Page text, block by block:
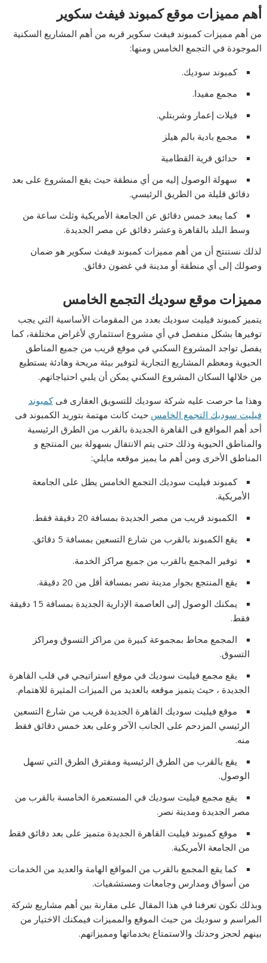
أهم مميزات موقع كمبوند فيفث سكوير
من أهم مميزات كمبوند فيفث سكوير قربه من أهم المشاريع السكنية
الموجودة في التجمع الخامس ومنها:
كمبوند سوديك.
مجمع مفيدا.
فيلات إعمار وشربتلي.
مجمع بادية بالم هيلز
حدائق قرية القطامية
سهولة الوصول إليه من أي منطقة حيث يقع المشروع على بعد
دقائق قليلة من الطريق الرئيسي.
كما يبعد خمس دقائق عن الجامعة الأمريكية وثلث ساعة من
وسط البلد بالقاهرة وعشر دقائق عن مصر الجديدة.
لذلك نستنتج أن من أهم مميزات كمبوند فيفث سكوير هو ضمان
وصولك إلى أي منطقة أو مدينة في غضون دقائق.
مميزات موقع سوديك التجمع الخامس
يتميز كمبوند فيليت سوديك بعدد من المقومات الأساسية التي يجب
توفيرها بشكل منفصل في أي مشروع استثماري لأغراض مختلفة، كما
يفصل تواجد المشروع السكني في موقع قريب من جميع المناطق
الحيوية ومعظم المشاريع التجارية لتوفير بيئة مريحة وهادئة يستطيع
من خلالها السكان المشروع السكني يمكن أن يلبي احتياجاتهم.
وهذا ما حرصت عليه شركة سوديك للتسويق العقارى فىكمبوند
فيليت سوديك التجمع الخامس حيث كانت مهتمة بتوريد الكمبوند فى
أحد أهم المواقع فى القاهرة الجديدة بالقرب من الطرق الرئيسية
والمناطق الحيوية وذلك حتى يتم الانتقال بسهولة بين المنتجع و
المناطق الأخرى ومن أهم ما يميز موقعه مايلي:
كمبوند فيليت سوديك التجمع الخامس يطل على الجامعة
الأمريكية.
الكمبوند قريب من مصر الجديدة بمسافة 20 دقيقة فقط.
يقع الكمبوند بالقرب من شارع التسعين بمسافة 5 دقائق.
توفير المجمع بالقرب من جميع مراكز الخدمة.
يقع المنتجع بجوار مدينة نصر بمسافة أقل من 20 دقيقة.
يمكنك الوصول إلى العاصمة الإدارية الجديدة بمسافة 15 دقيقة
فقط.
المجمع محاط بمجموعة كبيرة من مراكز التسوق ومراكز
التسوق.
يقع مجمع فيليت سوديك في موقع استراتيجي في قلب القاهرة
الجديدة ، حيث يتميز موقعه بالعديد من الميزات المثيرة للاهتمام.
موقع فيليت سوديك القاهرة الجديدة قريب من شارع التسعين
الرئيسي المزدحم على الجانب الآخر وعلى بعد خمس دقائق فقط
منه.
يقع بالقرب من الطرق الرئيسية ومفترق الطرق التي تسهل
الوصول.
يقع مجمع فيليت سوديك في المستعمرة الخامسة بالقرب من
مصر الجديدة ومدينة نصر.
موقع كمبوند فيليت القاهرة الجديدة متميز على بعد دقائق فقط
من الجامعة الأمريكية.
كما يقع المجمع بالقرب من المواقع الهامة والعديد من الخدمات
من أسواق ومدارس وجامعات ومستشفيات.
وبذلك نكون تعرفنا في هذا المقال على مقارنة بين أهم مشاريع شركة
المراسم و سوديك من حيث الموقع والمميزات فيمكنك الاختيار من
بينهم لحجز وحدتك والاستمتاع بخدماتها ومميزاتهم.